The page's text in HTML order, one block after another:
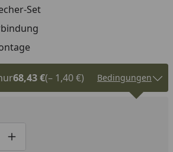
Set
68,43 €(– 1,40 €) Bedingungen
um eins verringern
manuell eingeben
Produktmenge um eins erhöhen